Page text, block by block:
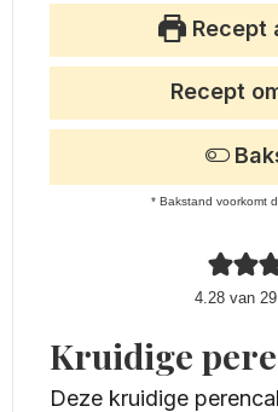
Recept
4.28 van 29
Recept
* Bakstand voorkomt
Kruidige
Deze kruidige